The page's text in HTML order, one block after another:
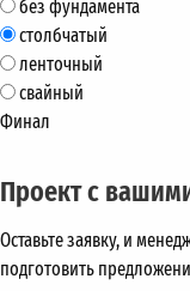
столбчатый
ленточный
свайный
Финал
Проект с
Оставьте заявку, и
подготовить